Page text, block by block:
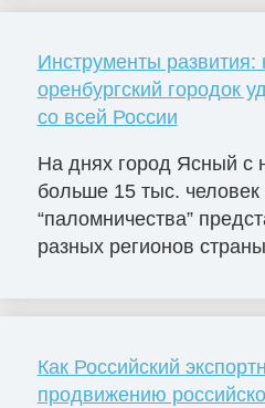
Инструменты развития:
оренбургский городок
со всей России
На днях город Ясный с
больше 15 тыс. человек
“паломничества”
разных регионов
Как Российский
продвижению